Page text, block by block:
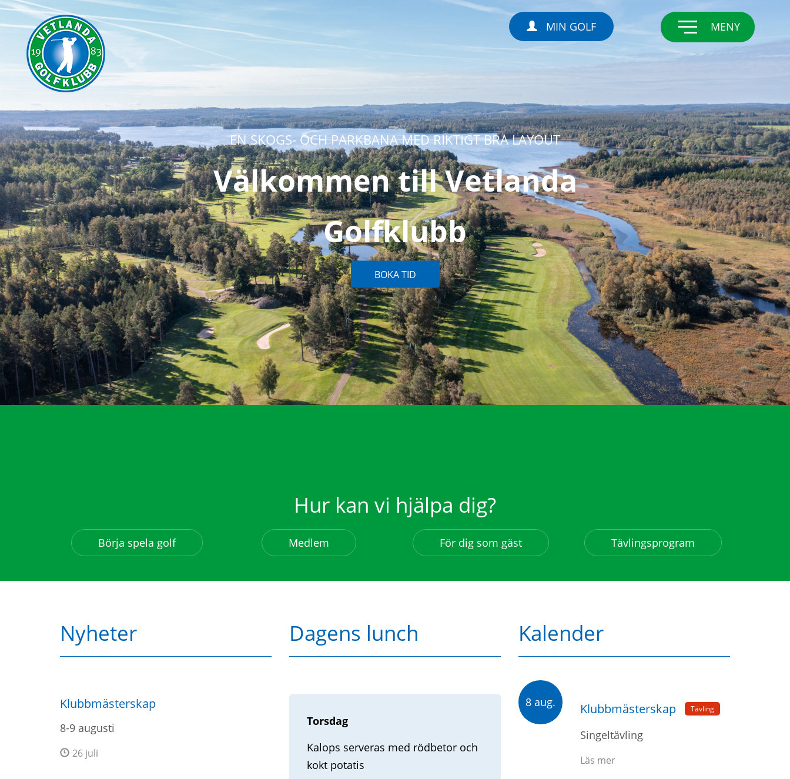
MIN GOLF MENY
BÖRJA SPELA GOLF I VETLANDA
Grönt Kort 2026
MER INFO HÄR!
Hur kan vi hjälpa dig?
Börja spela golf Medlem För dig som gäst Tävlingsprogram
Nyheter
Klubbmästerskap
8-9 augusti
26 juli
Dagens lunch
Torsdag
Kalops serveras med rödbetor och
kokt potatis
Kalender
8 aug. Klubbmästerskap Tävling
Singeltävling
Läs mer